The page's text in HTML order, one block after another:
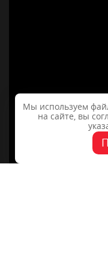
Мы используем
на сайте, вы